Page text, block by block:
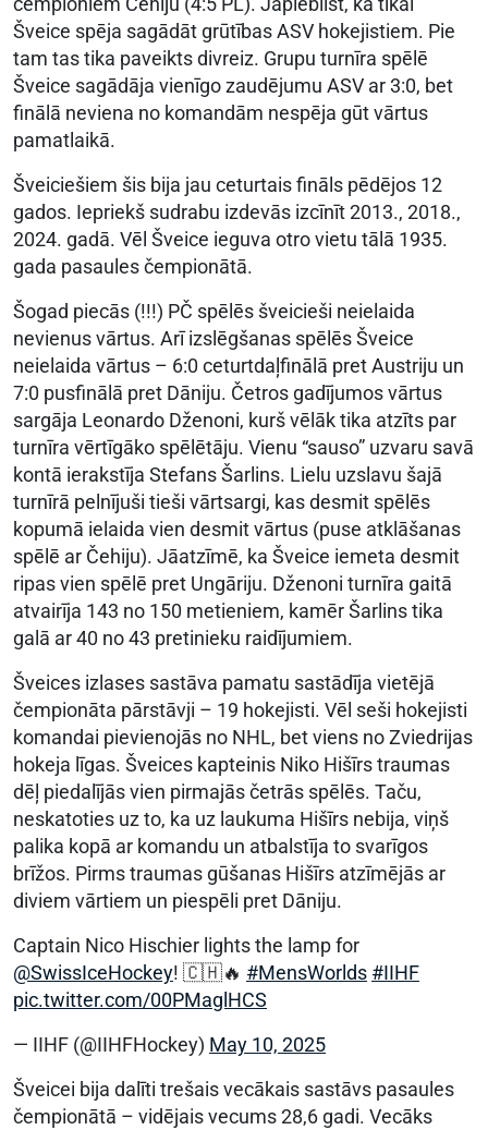
Šveice spēja sagādāt grūtības ASV hokejistiem. Pie
tam tas tika paveikts divreiz. Grupu turnīra spēlē
Šveice sagādāja vienīgo zaudējumu ASV ar 3:0, bet
finālā neviena no komandām nespēja gūt vārtus
pamatlaikā.
Šveiciešiem šis bija jau ceturtais fināls pēdējos 12
gados. Iepriekš sudrabu izdevās izcīnīt 2013., 2018.,
2024. gadā. Vēl Šveice ieguva otro vietu tālā 1935.
gada pasaules čempionātā.
Šogad piecās (!!!) PČ spēlēs šveicieši neielaida
nevienus vārtus. Arī izslēgšanas spēlēs Šveice
neielaida vārtus – 6:0 ceturtdaļfinālā pret Austriju un
7:0 pusfinālā pret Dāniju. Četros gadījumos vārtus
sargāja Leonardo Dženoni, kurš vēlāk tika atzīts par
turnīra vērtīgāko spēlētāju. Vienu “sauso” uzvaru savā
kontā ierakstīja Stefans Šarlins. Lielu uzslavu šajā
turnīrā pelnījuši tieši vārtsargi, kas desmit spēlēs
kopumā ielaida vien desmit vārtus (puse atklāšanas
spēlē ar Čehiju). Jāatzīmē, ka Šveice iemeta desmit
ripas vien spēlē pret Ungāriju. Dženoni turnīra gaitā
atvairīja 143 no 150 metieniem, kamēr Šarlins tika
galā ar 40 no 43 pretinieku raidījumiem.
Šveices izlases sastāva pamatu sastādīja vietējā
čempionāta pārstāvji – 19 hokejisti. Vēl seši hokejisti
komandai pievienojās no NHL, bet viens no Zviedrijas
hokeja līgas. Šveices kapteinis Niko Hišīrs traumas
dēļ piedalījās vien pirmajās četrās spēlēs. Taču,
neskatoties uz to, ka uz laukuma Hišīrs nebija, viņš
palika kopā ar komandu un atbalstīja to svarīgos
brīžos. Pirms traumas gūšanas Hišīrs atzīmējās ar
diviem vārtiem un piespēli pret Dāniju.
Captain Nico Hischier lights the lamp for
@SwissIceHockey! 🇨🇭🔥 #MensWorlds #IIHF
pic.twitter.com/00PMaglHCS
— IIHF (@IIHFHockey) May 10, 2025
Šveicei bija dalīti trešais vecākais sastāvs pasaules
čempionātā – vidējais vecums 28,6 gadi. Vecāks